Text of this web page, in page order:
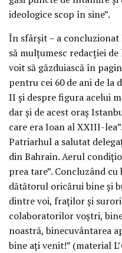
ideologice scop în sine”.
În sfârșit – a
să mulțumesc redacției
voit să găzduiască în
pentru cei 60 de ani de la
II și despre figura acelui
dar și de acest oraș
care era Ioan al XXIII-
Patriarhul a salutat
din Bahrain. Aerul
prea tare”. Concluzând
dătătorul oricărui bine și
dintre voi, fraților și
colaboratorilor voștri,
noastră, binecuvântarea
bine ați venit!” (material